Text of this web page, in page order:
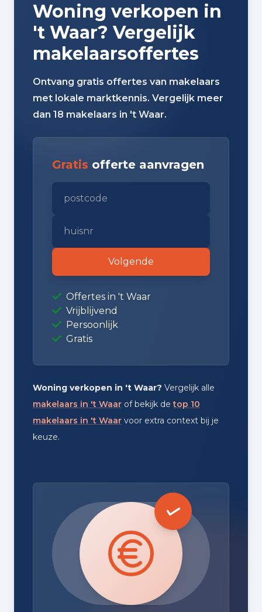
Woning verkopen in
't Waar? Vergelijk
makelaarsoffertes
Ontvang gratis offertes van makelaars
met lokale marktkennis. Vergelijk meer
dan 18 makelaars in 't Waar.
Gratis offerte aanvragen
Volgende
Offertes in 't Waar
Vrijblijvend
Persoonlijk
Gratis
Woning verkopen in 't Waar? Vergelijk alle
makelaars in 't Waar of bekijk detop 10
makelaars in 't Waar voor extra context bij je
keuze.